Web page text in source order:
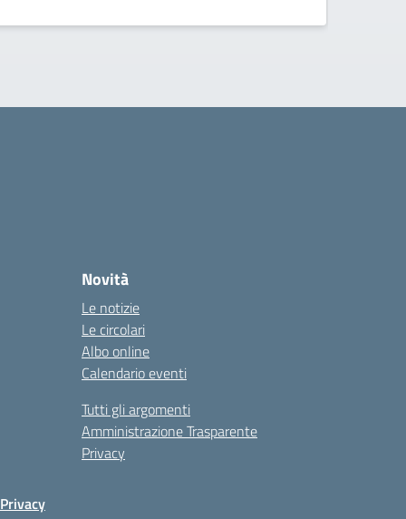
Novità
Le notizie
Le circolari
Albo online
Calendario eventi
Tutti gli argomenti
Amministrazione Trasparente
Privacy
Privacy